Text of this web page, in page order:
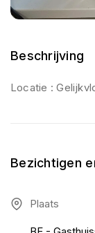
Beschrijving
Locatie :
Bezichtigen
Plaats